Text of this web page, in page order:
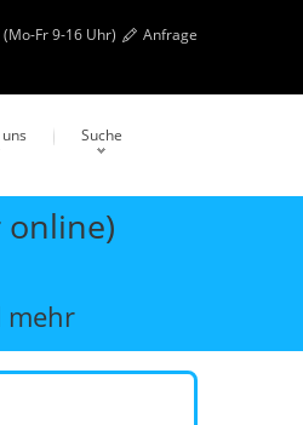
(Mo-Fr 9-16 Uhr) Anfrage
Suche
mehr